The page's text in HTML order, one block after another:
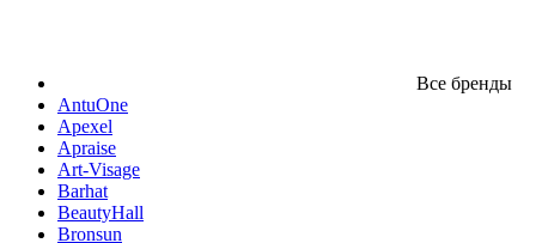
Все бренды
AntuOne
Apexel
Apraise
Art-Visage
Barhat
BeautyHall
Bronsun